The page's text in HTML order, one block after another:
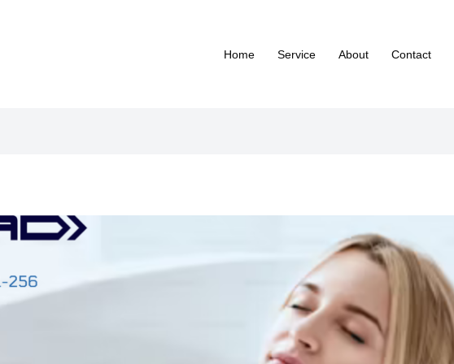
Home Service About Contact